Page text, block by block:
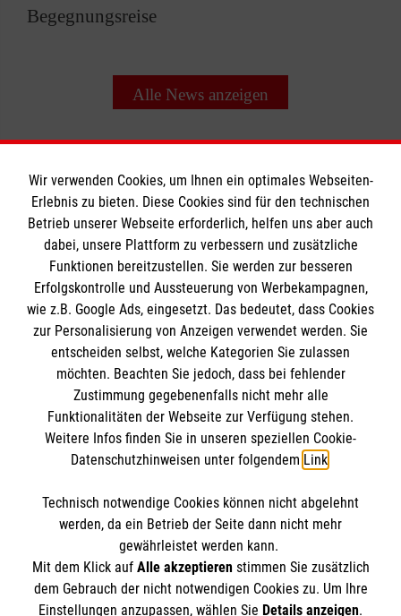
Begegnungsreise
Alle News anzeigen
Informationen
Impressum
Datenschutz
Barrierefreiheit
Kontakt
Die Malteser
Malteser in Deutschland
Malteserorden
Sharepoint
Spendenkonto
Bank: Pax-Bank für Kirche und Caritas eG
IBAN: DE30370601933000433070
BIC: GENODED1PAX
So finden Sie uns
Trierer Straße 27
Der Malteser Hilfsdienst e.V. ist als eingetragene
Wir verwenden Cookies, um Ihnen ein optimales Webseiten-
Erlebnis zu bieten. Diese Cookies sind für den technischen
Betrieb unserer Webseite erforderlich, helfen uns aber auch
dabei, unsere Plattform zu verbessern und zusätzliche
Funktionen bereitzustellen. Sie werden zur besseren
Erfolgskontrolle und Aussteuerung von Werbekampagnen,
wie z.B. Google Ads, eingesetzt. Das bedeutet, dass Cookies
zur Personalisierung von Anzeigen verwendet werden. Sie
entscheiden selbst, welche Kategorien Sie zulassen
möchten. Beachten Sie jedoch, dass bei fehlender
Zustimmung gegebenenfalls nicht mehr alle
Funktionalitäten der Webseite zur Verfügung stehen.
Weitere Infos finden Sie in unseren speziellen Cookie-
Datenschutzhinweisen unter folgendem Link.
Technisch notwendige Cookies können nicht abgelehnt
werden, da ein Betrieb der Seite dann nicht mehr
gewährleistet werden kann.
Mit dem Klick auf Alle akzeptierenstimmen Sie zusätzlich
dem Gebrauch der nicht notwendigen Cookies zu. Um Ihre
Einstellungen anzupassen, wählen Sie Details anzeigen.